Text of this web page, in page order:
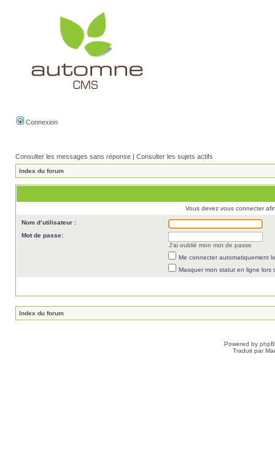
Connexion
Consulter les messages sans réponse | Consulter les sujets actifs
Index du forum
Vous devez vous connecter
Nom d’utilisateur :
Mot de passe:
J’ai oublié mon mot de passe
Me connecter automatiquement
Masquer mon statut en ligne lors
Index du forum
Powered by
Traduit par